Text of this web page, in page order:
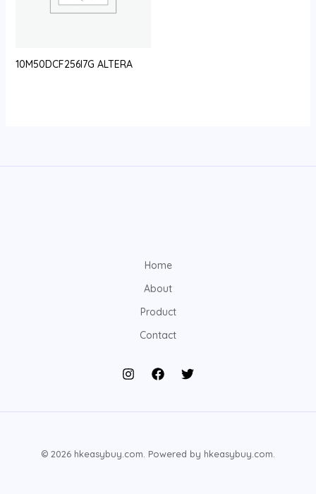
10M50DCF256I7G ALTERA
Home
About
Product
Contact
© 2026 hkeasybuy.com. Powered by hkeasybuy.com.